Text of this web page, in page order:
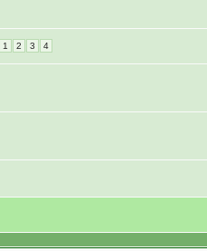
1 2 3 4